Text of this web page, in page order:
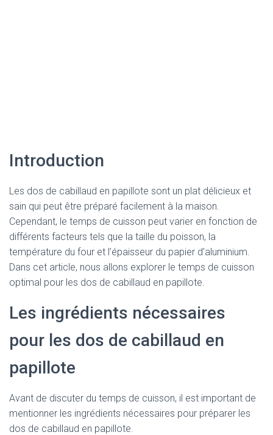
Introduction
Les dos de cabillaud en papillote sont un plat délicieux et
sain qui peut être préparé facilement à la maison.
Cependant, le temps de cuisson peut varier en fonction de
différents facteurs tels que la taille du poisson, la
température du four et l’épaisseur du papier d’aluminium.
Dans cet article, nous allons explorer le temps de cuisson
optimal pour les dos de cabillaud en papillote.
Les ingrédients nécessaires
pour les dos de cabillaud en
papillote
Avant de discuter du temps de cuisson, il est important de
mentionner les ingrédients nécessaires pour préparer les
dos de cabillaud en papillote.